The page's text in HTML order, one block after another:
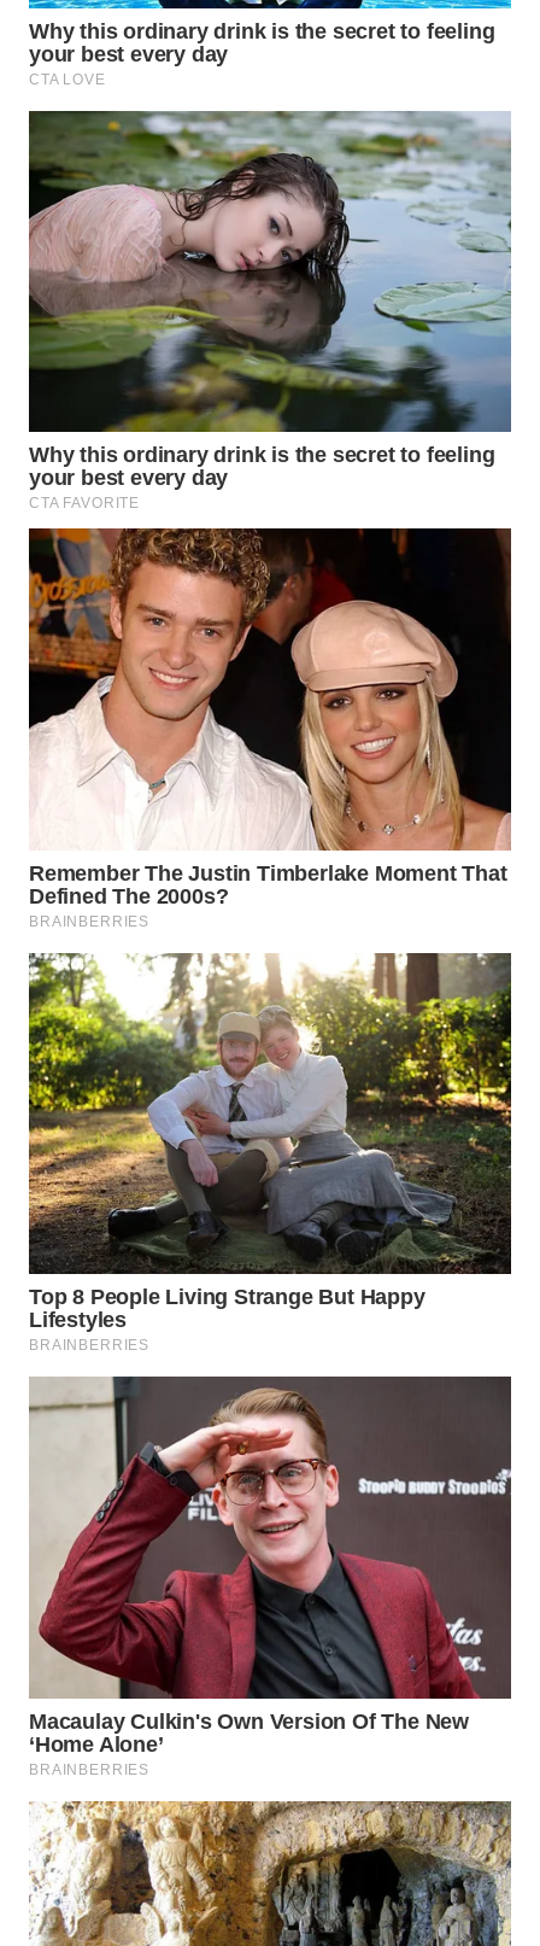
WN
PAKPAK
KARAWANG
WN
BEKASI
WN
WN
WN
TAPANULI
UTARA
WN
SAMOSIR
WN
PADANG
LAWAS
WN
WN
CIANJUR
WN
KEPULAUAN
SERIBU
WN
TANGERANG
WN
BINJAI
WN
CIREBON
WN
KUNINGAN
WN
MAJALENGKA
WN
SUBANG
WN
SUKABUMI
PURWAKARTA
WN
PRIANGAN
TIMUR